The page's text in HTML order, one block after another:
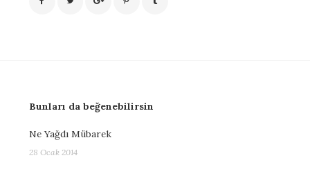
Bunları da beğenebilirsin
Ne Yağdı Mübarek
28 Ocak 2014